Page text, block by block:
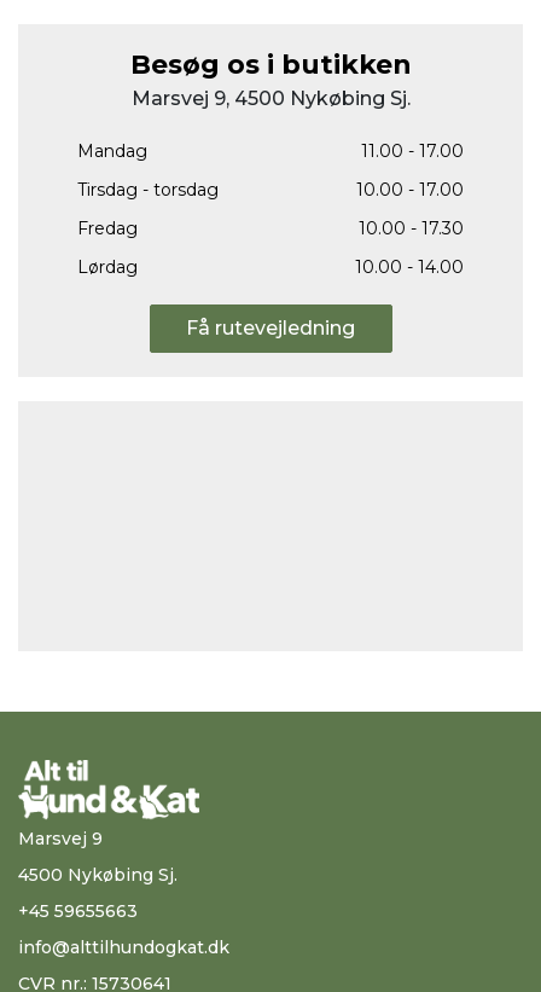
Besøg os i butikken
Marsvej 9, 4500 Nykøbing Sj.
Mandag
11.00 - 17.00
Tirsdag - torsdag
10.00 - 17.00
Fredag
10.00 - 17.30
Lørdag
10.00 - 14.00
Få rutevejledning
Marsvej 9
4500 Nykøbing Sj.
+45 59655663
info@alttilhundogkat.dk
CVR nr.: 15730641